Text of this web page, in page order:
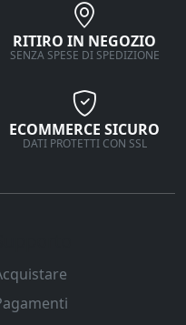
RITIRO IN NEGOZIO
SENZA SPESE DI SPEDIZIONE
ECOMMERCE SICURO
DATI PROTETTI CON SSL